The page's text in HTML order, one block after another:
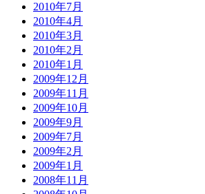
2010年7月
2010年4月
2010年3月
2010年2月
2010年1月
2009年12月
2009年11月
2009年10月
2009年9月
2009年7月
2009年2月
2009年1月
2008年11月